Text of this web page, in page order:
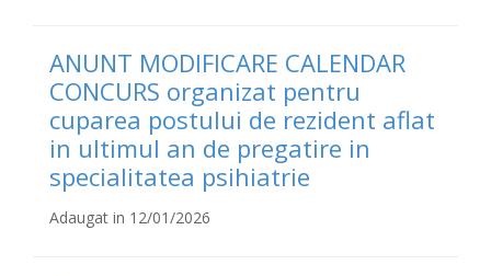
ANUNT MODIFICARE CALENDAR
CONCURS organizat pentru
cuparea postului de rezident aflat
in ultimul an de pregatire in
specialitatea psihiatrie
Adaugat in 12/01/2026